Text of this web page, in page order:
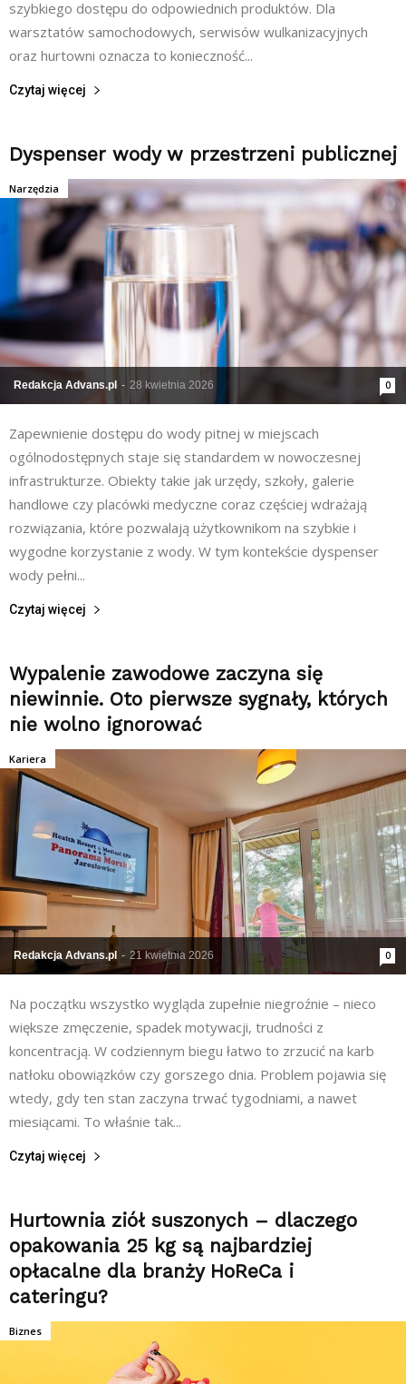
szybkiego dostępu do odpowiednich produktów. Dla
warsztatów samochodowych, serwisów wulkanizacyjnych
oraz hurtowni oznacza to konieczność...
Czytaj więcej
Dyspenser wody w przestrzeni publicznej
Redakcja Advans.pl - 28 kwietnia 2026 0
Narzędzia
Zapewnienie dostępu do wody pitnej w miejscach
ogólnodostępnych staje się standardem w nowoczesnej
infrastrukturze. Obiekty takie jak urzędy, szkoły, galerie
handlowe czy placówki medyczne coraz częściej wdrażają
rozwiązania, które pozwalają użytkownikom na szybkie i
wygodne korzystanie z wody. W tym kontekście dyspenser
wody pełni...
Czytaj więcej
Wypalenie zawodowe zaczyna się
niewinnie. Oto pierwsze sygnały, których
nie wolno ignorować
Redakcja Advans.pl - 21 kwietnia 2026 0
Kariera
Na początku wszystko wygląda zupełnie niegroźnie – nieco
większe zmęczenie, spadek motywacji, trudności z
koncentracją. W codziennym biegu łatwo to zrzucić na karb
natłoku obowiązków czy gorszego dnia. Problem pojawia się
wtedy, gdy ten stan zaczyna trwać tygodniami, a nawet
miesiącami. To właśnie tak...
Czytaj więcej
Hurtownia ziół suszonych – dlaczego
opakowania 25 kg są najbardziej
opłacalne dla branży HoReCa i
cateringu?
Biznes